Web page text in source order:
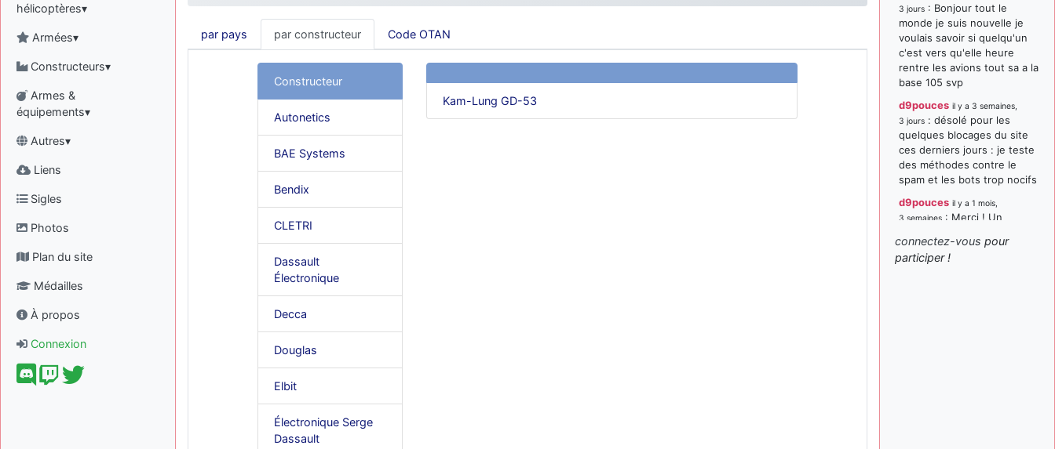
hélicoptères▾
Armées▾
Constructeurs▾
Armes &
équipements▾
Autres▾
Liens
Sigles
Photos
Plan du site
Médailles
À propos
Connexion
par pays par constructeur Code OTAN
Constructeur
Autonetics
BAE Systems
Bendix
CLETRI
Dassault
Électronique
Decca
Douglas
Elbit
Électronique Serge
Dassault
Kam-Lung GD-53
3 jours : Bonjour tout le
monde je suis nouvelle je
voulais savoir si quelqu'un
c'est vers qu'elle heure
rentre les avions tout sa a la
base 105 svp
d9pouces il y a 3 semaines,
3 jours : désolé pour les
quelques blocages du site
ces derniers jours : je teste
des méthodes contre le
spam et les bots trop nocifs
d9pouces il y a 1 mois,
3 semaines : Merci ! Un
paxwax il y a 1 mois, 3 semaines
connectez-vous pour
participer !